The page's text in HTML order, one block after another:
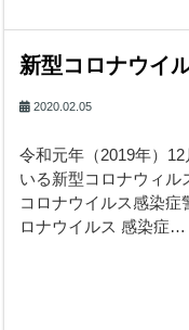
新型コロナウイ
2020.02.05
令和元年（2019年）
いる新型コロナウィル
コロナウイルス感染症
ロナウイルス 感染症…